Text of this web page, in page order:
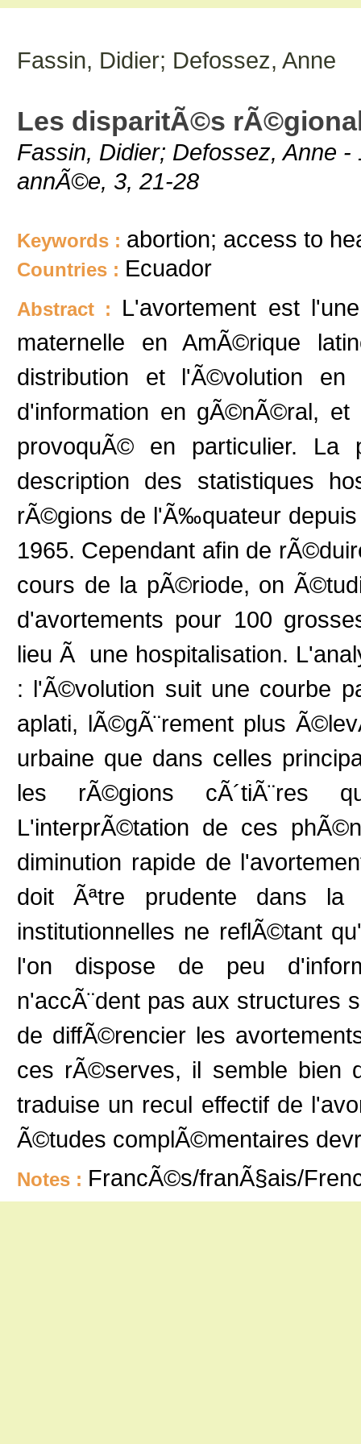
Fassin, Didier; Defossez, Anne
Les disparitÃ©s
Fassin, Didier; Defossez, Anne
annÃ©e, 3, 21-28
Keywords : abortion; access to
Countries : Ecuador
Abstract : L'avortement est
maternelle en AmÃ©rique
distribution et l'Ã©volution
d'information en gÃ©nÃ©ral,
provoquÃ© en particulier.
description des statistiques
rÃ©gions de l'Ã‰quateur
1965. Cependant afin de
cours de la pÃ©riode, on
d'avortements pour 100
lieu Ã une hospitalisation.
: l'Ã©volution suit une courbe
aplati, lÃ©gÃ¨rement plus
urbaine que dans celles
les rÃ©gions cÃ´tiÃ¨res
L'interprÃ©tation de ces
diminution rapide de
doit Ãªtre prudente dans
institutionnelles ne reflÃ©tant
l'on dispose de peu
n'accÃ¨dent pas aux structures
de diffÃ©rencier les
ces rÃ©serves, il semble bien
traduise un recul effectif de
Ã©tudes complÃ©mentaires
Notes : FrancÃ©s/franÃ§ais/